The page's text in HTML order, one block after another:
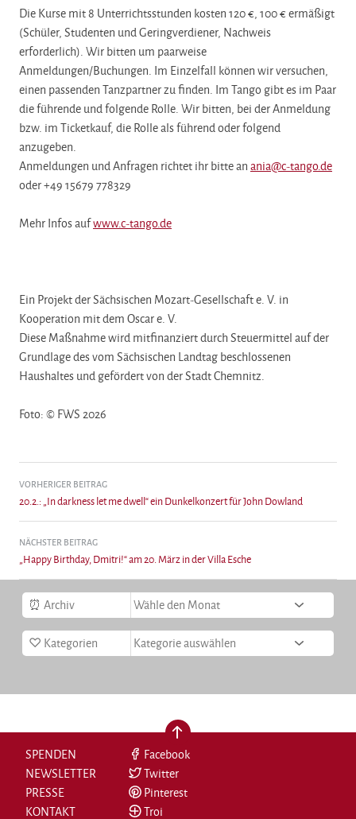
Die Kurse mit 8 Unterrichtsstunden kosten 120 €, 100 € ermäßigt
(Schüler, Studenten und Geringverdiener, Nachweis
erforderlich). Wir bitten um paarweise
Anmeldungen/Buchungen. Im Einzelfall können wir versuchen,
einen passenden Tanzpartner zu finden. Im Tango gibt es im Paar
die führende und folgende Rolle. Wir bitten, bei der Anmeldung
bzw. im Ticketkauf, die Rolle als führend oder folgend
anzugeben.
Anmeldungen und Anfragen richtet ihr bitte anania@c-tango.de
oder +49 15679 778329
Mehr Infos aufwww.c-tango.de
Ein Projekt der Sächsischen Mozart-Gesellschaft e. V. in
Kooperation mit dem Oscar e. V.
Diese Maßnahme wird mitfinanziert durch Steuermittel auf der
Grundlage des vom Sächsischen Landtag beschlossenen
Haushaltes und gefördert von der Stadt Chemnitz.
Foto: © FWS 2026
VORHERIGER BEITRAG
20.2.: „In darkness let me dwell“ ein Dunkelkonzert für John Dowland
NÄCHSTER BEITRAG
„Happy Birthday, Dmitri!“ am 20. März in der Villa Esche
Archiv
Kategorien
nach oben
SPENDEN
NEWSLETTER
PRESSE
KONTAKT
Facebook
Twitter
Pinterest
Troi